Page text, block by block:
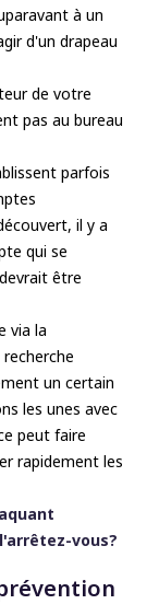
à un
d'un drapeau
de votre
pas au bureau
parfois
il y a
qui se
être
via la
un certain
les unes avec
peut faire
rapidement les
vous?